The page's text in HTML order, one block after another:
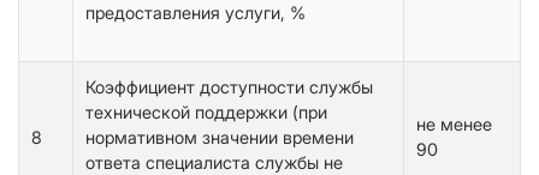
предоставления услуги, %
8
Коэффициент доступности службы
технической поддержки (при
нормативном значении времени
ответа специалиста службы не
не менее
90